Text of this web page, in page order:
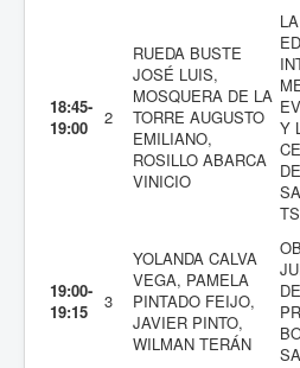
18:45-
19:00
2
RUEDA BUSTE
JOSÉ LUIS,
MOSQUERA DE LA
TORRE AUGUSTO
EMILIANO,
ROSILLO ABARCA
VINICIO
Y
19:00-
19:15
3
YOLANDA CALVA
VEGA, PAMELA
PINTADO FEIJO,
JAVIER PINTO,
WILMAN TERÁN